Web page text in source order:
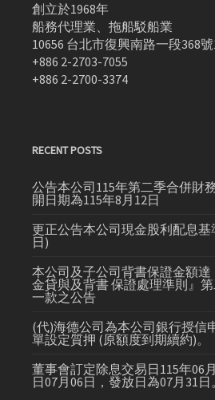
創立於1968年
船務代理業、拖船駁船業
10656 台北市復興南路一段368
+886 2-2703-7055
+886 2-2700-3374
RECENT POSTS
公告本公司115年第二季合併財
開日期為115年8月12日
更正公告本公司現金股利配息
日)
本公司及子公司背書保證金額
金貸與及背書 保證處理準則』
一款之公告
(代)海德公司為本公司銀行授信
單設定質押 (原額度到期續約)。
董事會訂定除息交易日115年06
日07月06日，發放日為07月31日。